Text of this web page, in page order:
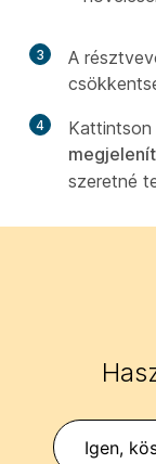
3
A
4 Kattintson
szeretné
Igen,